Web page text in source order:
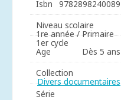
Isbn
9782898240089
Niveau scolaire
1re année / Primaire
1er cycle
Age
Dès 5 ans
Collection
Divers documentaires
Série